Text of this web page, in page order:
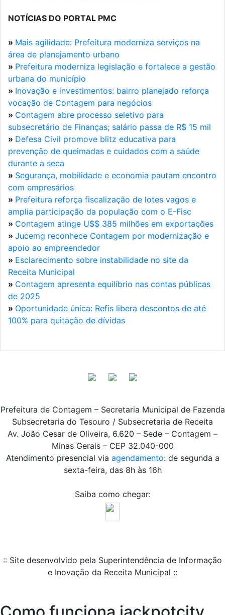
NOTÍCIAS DO PORTAL PMC
» Mais agilidade: Prefeitura moderniza serviços na
área de planejamento urbano
» Prefeitura moderniza legislação e fortalece a gestão
urbana do município
» Inovação e investimentos: bairro planejado reforça
vocação de Contagem para negócios
» Contagem abre processo seletivo para
subsecretário de Finanças; salário passa de R$ 15 mil
» Defesa Civil promove blitz educativa para
prevenção de queimadas e cuidados com a saúde
durante a seca
» Segurança, mobilidade e economia pautam encontro
com empresários
» Prefeitura reforça fiscalização de lotes vagos e
amplia participação da população com o E-Fisc
» Contagem atinge U$$ 385 milhões em exportações
» Jucemg reconhece Contagem por modernização e
apoio ao empreendedor
» Esclarecimento sobre instabilidade no site da
Receita Municipal
» Contagem apresenta equilíbrio nas contas públicas
de 2025
» Oportunidade única: Refis libera descontos de até
100% para quitação de dívidas
Prefeitura de Contagem – Secretaria Municipal de Fazenda
Subsecretaria do Tesouro / Subsecretaria de Receita
Av. João Cesar de Oliveira, 6.620 – Sede – Contagem –
Minas Gerais – CEP 32.040-000
Atendimento presencial via agendamento: de segunda a
sexta-feira, das 8h às 16h
Saiba como chegar:
:: Site desenvolvido pela Superintendência de Informação
e Inovação da Receita Municipal ::